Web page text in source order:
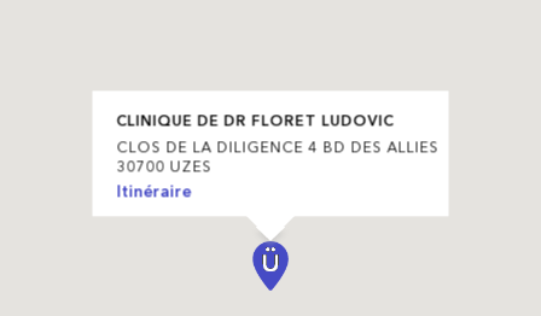
CLINIQUE DE DR FLORET LUDOVIC
CLOS DE LA DILIGENCE 4 BD DES ALLIES
30700 UZES
Itinéraire